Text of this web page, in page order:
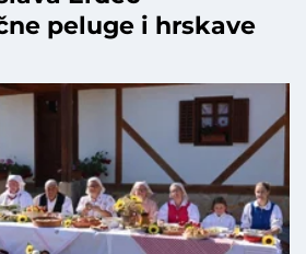
peluge i hrskave